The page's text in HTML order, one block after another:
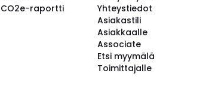
CO2e-raportti
Yhteystiedot
Asiakastili
Asiakkaalle
Associate
Etsi myymälä
Toimittajalle